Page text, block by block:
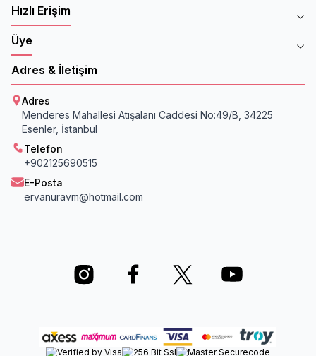
Hızlı Erişim
Üye
Adres & İletişim
Adres
Menderes Mahallesi Atışalanı Caddesi No:49/B, 34225
Esenler, İstanbul
Telefon
+902125690515
E-Posta
ervanuravm@hotmail.com